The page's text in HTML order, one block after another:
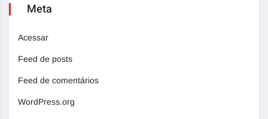
Meta
Acessar
Feed de posts
Feed de comentários
WordPress.org